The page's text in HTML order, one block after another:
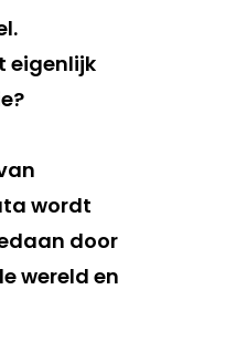
eigenlijk
wordt
door
wereld en